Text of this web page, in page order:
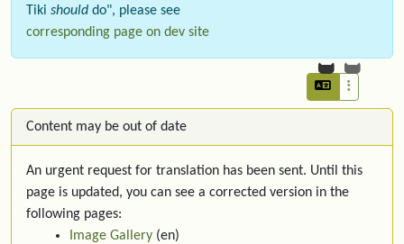
Tiki should do", please see
corresponding page on dev site
Content may be out of date
An urgent request for translation has been sent. Until this
page is updated, you can see a corrected version in the
following pages:
Image Gallery (en)